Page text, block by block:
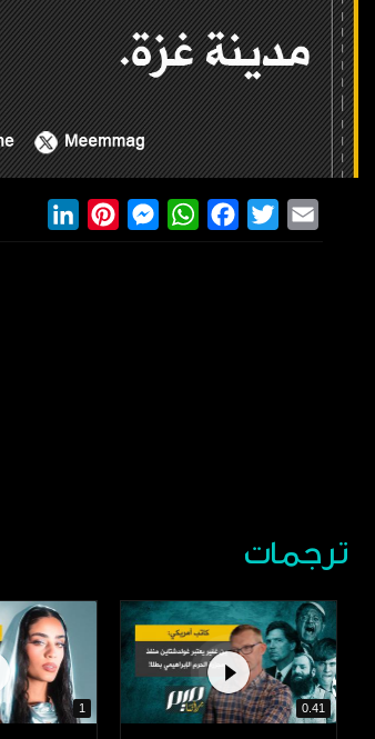
LinkedInPinterestMessengerWhatsAppFacebook
Twitter
ترجمات
0.41
1